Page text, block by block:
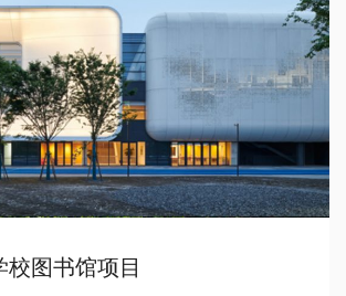
图书馆项目